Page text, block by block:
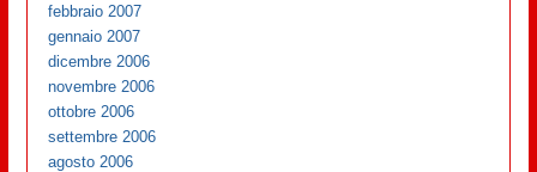
febbraio 2007
gennaio 2007
dicembre 2006
novembre 2006
ottobre 2006
settembre 2006
agosto 2006